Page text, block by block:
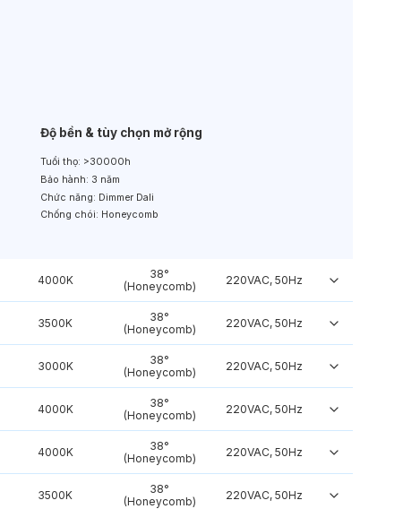
Độ bền & tùy chọn mở rộng
Tuổi thọ: >30000h
Bảo hành: 3 năm
Chức năng: Dimmer Dali
Chống chói: Honeycomb
4000K
38°
(Honeycomb)
220VAC, 50Hz
3500K
38°
(Honeycomb)
220VAC, 50Hz
3000K
38°
(Honeycomb)
220VAC, 50Hz
4000K
38°
(Honeycomb)
220VAC, 50Hz
4000K
38°
(Honeycomb)
220VAC, 50Hz
3500K
38°
(Honeycomb)
220VAC, 50Hz